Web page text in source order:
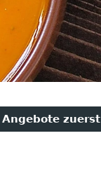
Angebote zuerst